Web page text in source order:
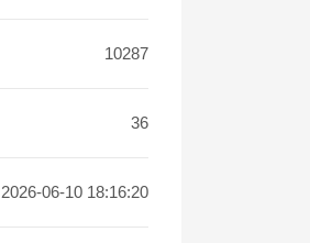
10287
36
2026-06-10 18:16:20